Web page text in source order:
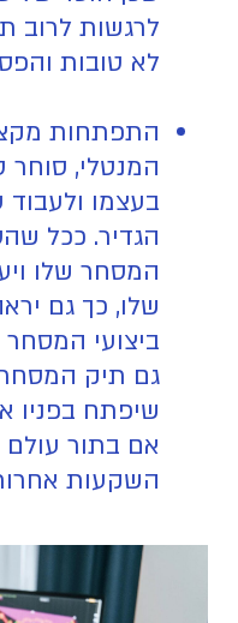
לרגשות לרוב
לא טובות
התפתחות
המנטלי, סוחר
בעצמו
הגדיר. ככל
המסחר שלו
שלו, כך גם
ביצועי
גם תיק
שיפתח בפניו
אם בתור
השקעות